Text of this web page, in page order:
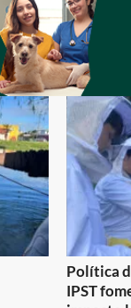
Política
IPST